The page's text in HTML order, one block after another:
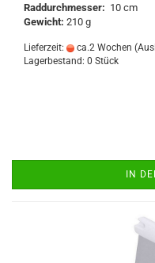
Raddurchmesser: 10 cm
Gewicht: 210 g
Lieferzeit: ca.2 Wochen
Lagerbestand: 0 Stück
IN